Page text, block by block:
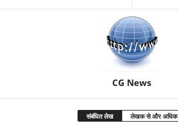
CG News
संबंधित लेख लेखक से और अधिक